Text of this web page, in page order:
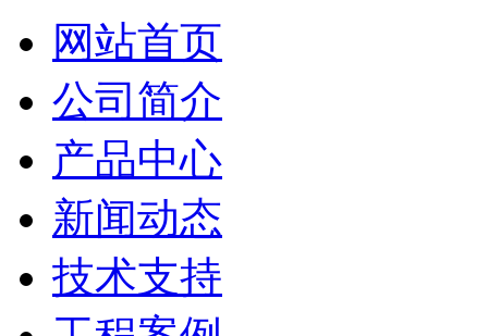
网站首页
公司简介
产品中心
新闻动态
技术支持